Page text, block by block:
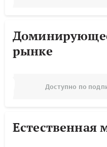
рынке
Доступно по
Естественная